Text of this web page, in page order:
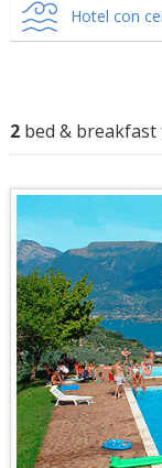
Hotel con
2bed & breakfast